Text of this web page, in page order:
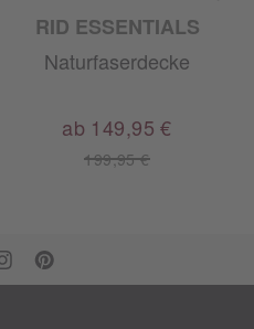
RID ESSENTIALS
Naturfaserdecke
199,95 €
ab 149,95 €